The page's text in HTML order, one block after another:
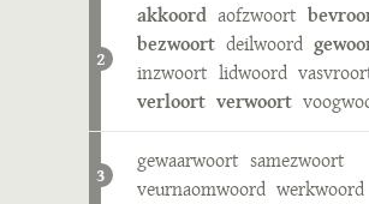
2
akkoord aofzwoort
bezwoort deilwoord
inzwoort lidwoord
verloort verwoort
3
gewaarwoort samezwoort
veurnaomwoord werkwoord